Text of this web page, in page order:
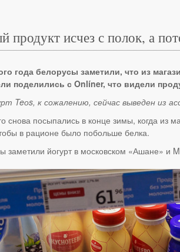
продукт исчез с полок, а
года белорусы заметили, что из
поделились с Onlíner, что видели
Teоs, к сожалению, сейчас выведен из
снова посыпались в конце зимы, когда из
в рационе было побольше белка.
заметили йогурт в московском «Ашане» и